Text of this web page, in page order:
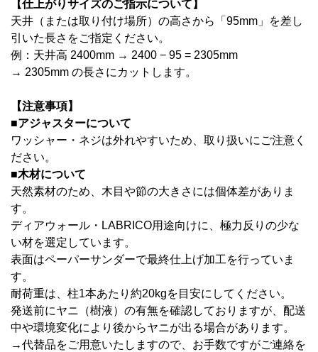
【仕上がりサイズのご指示について】
天井（または取り付け場所）の高さから「95mm」を差し
引いた長さをご指定ください。
例：天井高 2400mm → 2400 − 95 = 2305mm
→ 2305mm の長さにカットします。
【注意事項】
■アジャスターについて
ワッシャー・ネジは外れやすいため、取り扱いにご注意く
ださい。
■木材について
天然素材のため、木目や節の大きさには個体差がありま
す。
ディアウォール・LABRICO用途向けに、極力反りの少な
い材を選定しています。
表面はペーパーサンダーで最終仕上げ加工を行っていま
す。
耐荷重は、柱1本あたり約20kgを目安にしてください。
発送前にヤニ（樹液）の有無を確認しておりますが、配送
中や環境変化により後からヤニが出る場合があります。
→代替品をご用意いたしますので、お手数ですがご連絡を